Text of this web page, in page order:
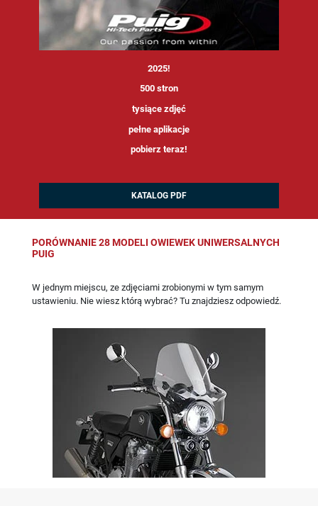
2025!
500 stron
tysiące zdjęć
pełne aplikacje
pobierz teraz!
KATALOG PDF
PORÓWNANIE 28 MODELI OWIEWEK UNIWERSALNYCH
PUIG
W jednym miejscu, ze zdjęciami zrobionymi w tym samym
ustawieniu. Nie wiesz którą wybrać? Tu znajdziesz odpowiedź.